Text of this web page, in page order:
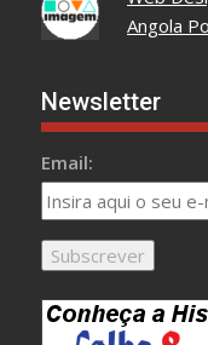
Angola
Newsletter
Email: